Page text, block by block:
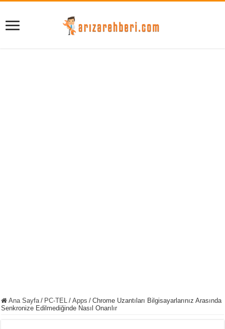
Ana Sayfa / PC-TEL / Apps / Chrome Uzantıları Bilgisayarlarınız Arasında
Senkronize Edilmediğinde Nasıl Onarılır